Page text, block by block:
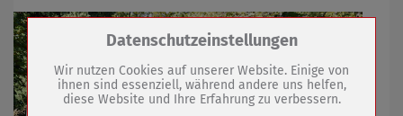
Zum Betrieb der Seite notwendige Cookies /
Name
PHP Session Cookie
Datenschutzeinstellungen
Wir nutzen Cookies auf unserer Website. Einige von
ihnen sind essenziell, während andere uns helfen,
diese Website und Ihre Erfahrung zu verbessern.